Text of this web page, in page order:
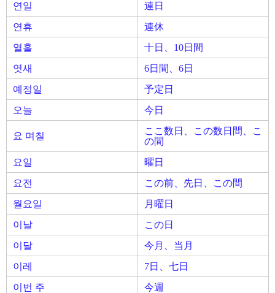
연일
連日
연휴
連休
열흘
十日、10日間
엿새
6日間、6日
예정일
予定日
오늘
今日
요 며칠
ここ数日、この数日間、こ
の間
요일
曜日
요전
この前、先日、この間
월요일
月曜日
이날
この日
이달
今月、当月
이레
7日、七日
이번 주
今週